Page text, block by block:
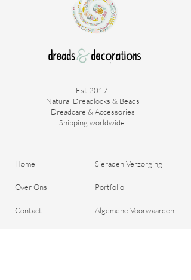
Est 2017.
Natural Dreadlocks & Beads
Dreadcare & Accessories
Shipping worldwide ​
Home
Over Ons
Contact
Sieraden Verzorging
Portfolio
Algemene Voorwaarden